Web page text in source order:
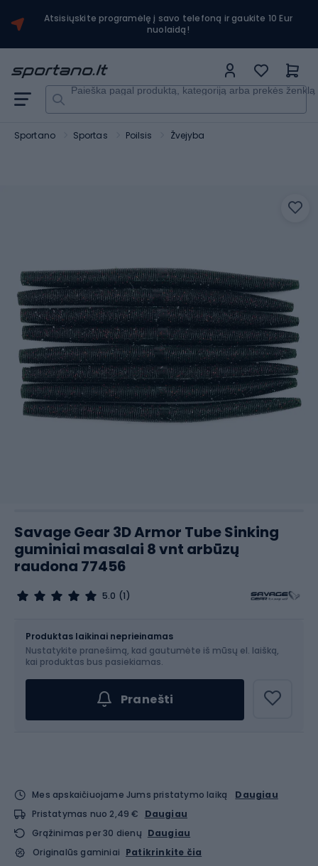
Atsisiųskite programėlę į savo telefoną ir gaukite 10 Eur
nuolaidą!
Paieška pagal produktą, kategoriją arba prekės ženklą
Sportano Sportas Poilsis Žvejyba
Savage Gear 3D Armor Tube Sinking
guminiai masalai 8 vnt arbūzų
raudona 77456
5.0 (1)
Produktas laikinai neprieinamas
Nustatykite pranešimą, kad gautumėte iš mūsų el. laišką,
kai produktas bus pasiekiamas.
Pranešti
Mes apskaičiuojame Jums pristatymo laiką
Daugiau
Pristatymas nuo 2,49 €
Daugiau
Grąžinimas per 30 dienų Daugiau
Originalūs gaminiai Patikrinkite čia